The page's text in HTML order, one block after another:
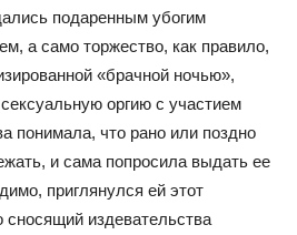
подаренным убогим
а само торжество, как правило,
«брачной ночью»,
оргию с участием
понимала, что рано или поздно
и сама попросила выдать ее
приглянулся ей этот
сносящий издевательства